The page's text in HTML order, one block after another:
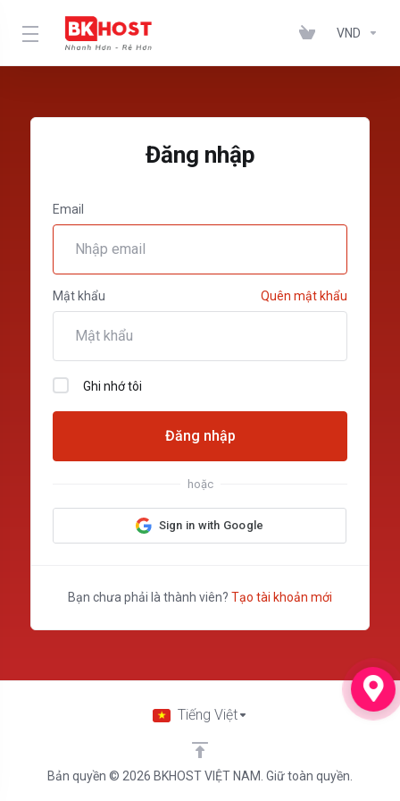
VND
Đăng nhập
Email
Mật khẩu Quên mật khẩu
Ghi nhớ tôi
Đăng nhập
hoặc
Sign in with Google
Bạn chưa phải là thành viên? Tạo tài khoản mới
Bản quyền © 2026 BKHOST VIỆT NAM. Giữ toàn quyền.
Tiếng Việt